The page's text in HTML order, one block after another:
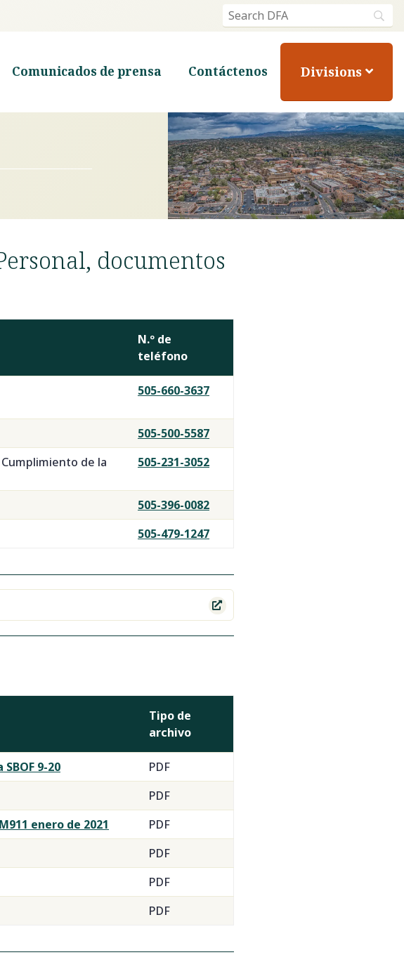
Comunicados de prensa Contáctenos Divisions
documentos
N.º de
teléfono
505-660-3637
505-500-5587
de la
505-231-3052
505-396-0082
505-479-1247

Tipo de
archivo
9-20
PDF
PDF
enero de 2021
PDF
PDF
PDF
PDF